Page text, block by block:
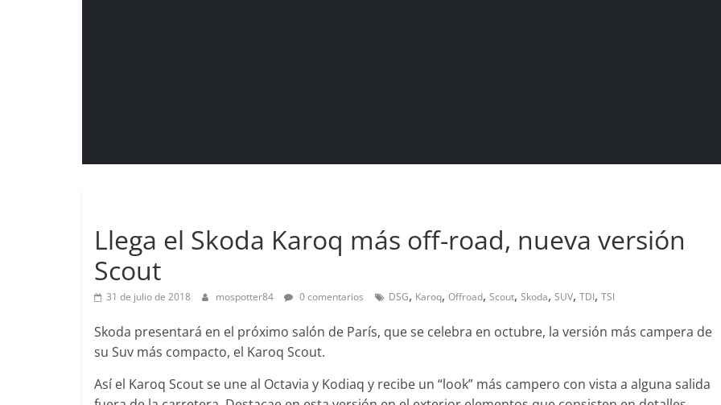
Llega el Skoda Karoq más off-road, nueva versión
Scout
31 de julio de 2018 mospotter84 0 comentarios DSG, Karoq, Offroad, Scout, Skoda, SUV, TDI, TSI
Skoda presentará en el próximo salón de París, que se celebra en octubre, la versión más campera de
su Suv más compacto, el Karoq Scout.
Así el Karoq Scout se une al Octavia y Kodiaq y recibe un “look” más campero con vista a alguna salida